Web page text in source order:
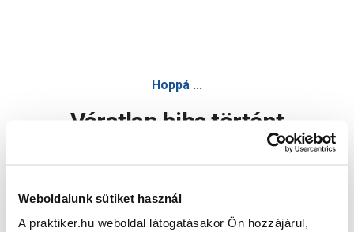
Weboldalunk sütiket használ
A praktiker.hu weboldal látogatásakor Ön hozzájárul,
Hoppá ...
Váratlan hiba történt
Oldal újratöltése